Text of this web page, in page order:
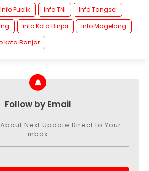
Info Publik Info TNI
Info Tangsel
info Kota Binjai
info Magelang
kota Banjar
Follow by Email
Next Update Direct to Your
inbox